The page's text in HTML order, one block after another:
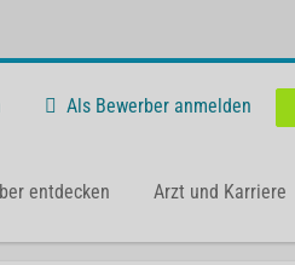
Als Bewerber anmelden
entdecken Arzt und Karriere